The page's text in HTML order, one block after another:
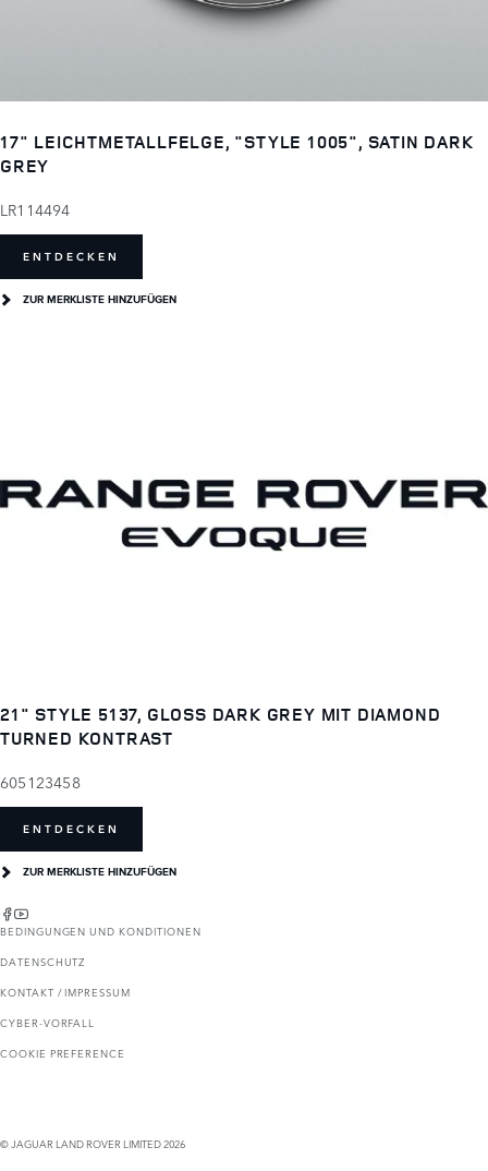
17" LEICHTMETALLFELGE, "STYLE 1005", SATIN DARK
GREY
LR114494
ENTDECKEN
ZUR MERKLISTE HINZUFÜGEN
21" STYLE 5137, GLOSS DARK GREY MIT DIAMOND
TURNED KONTRAST
605123458
ENTDECKEN
ZUR MERKLISTE HINZUFÜGEN
BEDINGUNGEN UND KONDITIONEN
DATENSCHUTZ
KONTAKT / IMPRESSUM
CYBER-VORFALL
COOKIE PREFERENCE
© JAGUAR LAND ROVER LIMITED 2026